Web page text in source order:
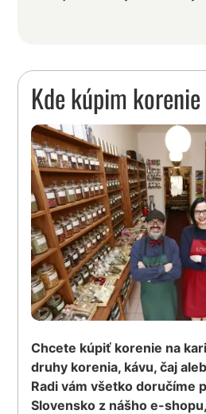
Kde kúpim
Chcete kúpiť korenie na
druhy korenia, kávu, čaj
Radi vám všetko doručíme
Slovensko z nášho e-